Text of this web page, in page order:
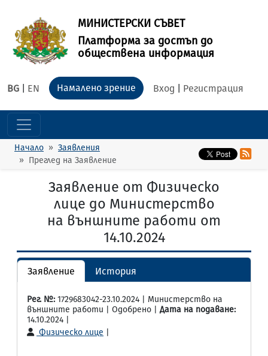
МИНИСТЕРСКИ СЪВЕТ
Платформа за достъп до
обществена информация
BG EN Вход Регистрация
Намалено зрение
Начало
Заявления
Преглед на Заявление
Заявление от Физическо
лице до Министерство
на външните работи от
14.10.2024
Заявление История
Рег. №: 1729683042-23.10.2024 | Министерство на
външните работи | Одобрено | Дата на подаване:
14.10.2024 |
Физическо лице